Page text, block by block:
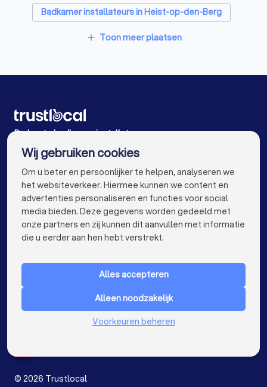
Badkamer installateurs in Heist-op-den-Berg
Badkamer installateurs in Heist-op-den-Berg Itegem
Badkamer installateurs in Kasterlee Lichtaart
Badkamer installateurs in Hoogstraten
Badkamer installateurs in Antwerpen
Badkamer installateurs in Gent
Badkamer installateurs in Brugge
Badkamer installateurs in Leuven
Badkamer installateurs in Mechelen
Badkamer installateurs in Kortrijk
Badkamer installateurs in Hasselt
add Toon meer plaatsen
De beste badkamer installateurs voor u
VOOR PARTICULIEREN keyboard_arrow_down
Nederland
© 2026 Trustlocal
Wij gebruiken cookies
Om u beter en persoonlijker te helpen, analyseren we
het websiteverkeer. Hiermee kunnen we content en
advertenties personaliseren en functies voor social
media bieden. Deze gegevens worden gedeeld met
onze partners en zij kunnen dit aanvullen met informatie
die u eerder aan hen hebt verstrekt.
Alles accepteren
Alleen noodzakelijk
Voorkeuren beheren